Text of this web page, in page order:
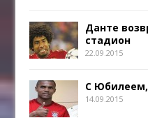
Данте
стадион
22.09.2015
С Юбилеем,
14.09.2015